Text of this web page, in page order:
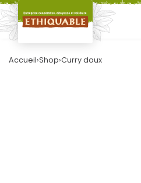
Skip to main content
Accueil›Shop›Curry doux